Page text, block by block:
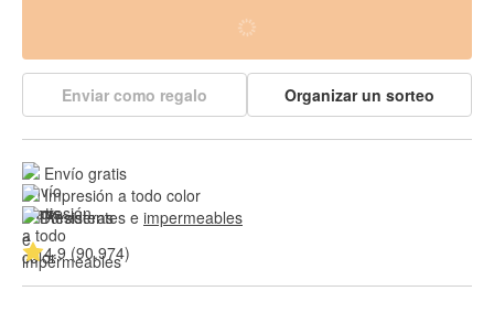
Enviar como regalo Organizar un sorteo
Envío gratis
Impresión a todo color
Resistentes e impermeables
4.9 (90.974)